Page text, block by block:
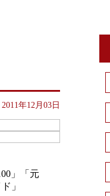
2011年12月03日
」「元
」